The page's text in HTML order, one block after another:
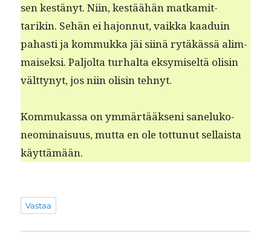
sen kestänyt. Niin, kestäähän matkamit­
tarikin. Sehän ei hajon­nut, vaik­ka kaaduin
pahasti ja kom­muk­ka jäi siinä rytäkässä alim­
maisek­si. Paljol­ta turhal­ta eksymiseltä olisin
vält­tynyt, jos niin olisin tehnyt.
Kom­mukas­sa on ymmärtääk­seni saneluko­
neom­i­naisu­us, mut­ta en ole tot­tunut sel­l­aista
käyttämään.
Vastaa